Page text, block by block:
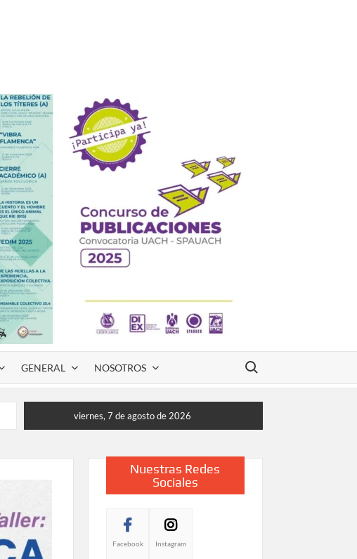
GENERAL NOSOTROS
Buscar:
viernes, 7 de agosto de 2026
Nuestras Redes
Sociales
Facebook Instagram